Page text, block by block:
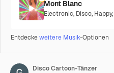
Mont Blanc
Electronic, Disco, Happy,
Entdeckeweitere Musik-Optionen
Disco Cartoon-Tänzer